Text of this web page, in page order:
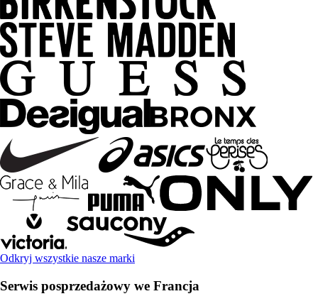
Odkryj wszystkie nasze marki
Serwis posprzedażowy we Francja